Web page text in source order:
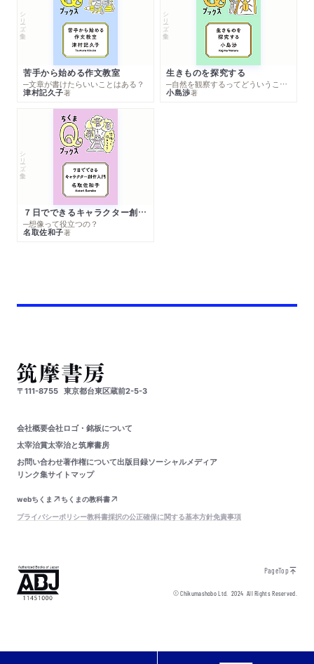
シリーズ・全集
苦手から始める作文教室
─文章が書けたらいいことはある？
津村記久子著
シリーズ・全集
生きものを探究する
─自然を観察するってどういうこと？
小島渉著
シリーズ・全集
７日でできるキャラクター創作入門
─想像って役立つの？
名取佐和子著
〒111-8755 東京都台東区蔵前2-5-3
会社概要会社ロゴ・銘板について
太宰治賞太宰治と筑摩書房
お問い合わせ著作権について出版目録ソーシャルメディア
リンク集サイトマップ
webちくま
ちくまの教科書
プライバシーポリシー教科書採択の公正確保に関する基本方針免責事項
PageTop
© Chikumashobo Ltd.2024 All Rights Reserved.